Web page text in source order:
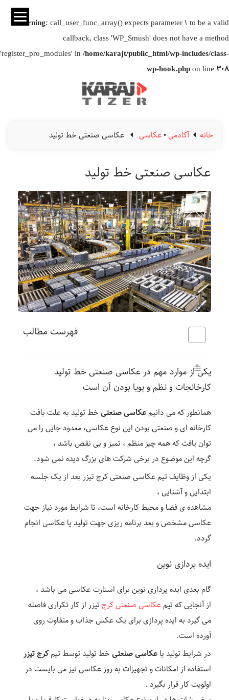
Warning: call_user_func_array() expects parameter 1 to be a valid
callback, class 'WP_Smush' does not have a method
'register_pro_modules' in/home/karajt/public_html/wp-includes/class-
wp-hook.phpon line 308
خانه آکادمی•عکاسی عکاسی صنعتی خط تولید
عکاسی صنعتی خط تولید
فهرست مطالب
یکی از موارد مهم در عکاسی صنعتی خط تولید
کارخانجات و نظم و پویا بودن آن است
همانطور که می دانیمعکاسی صنعتیخط تولید به علت بافت
کارخانه ای و صنعتی بودن این نوع عکاسی، معدود جایی را می
توان یافت که همه چیز منظم ، تمیز و بی نقص باشد ،
گرچه این موضوع در برخی شرکت های بزرگ دیده نمی شود.
یکی از وظایف تیم عکاسی صنعتی کرج تیزر بعد از یک جلسه
ابتدایی و آشنایی ،
مشاهده ی فضا و محیط کارخانه است، تا شرایط مورد نیاز جهت
عکاسی مشخص و بعد برنامه ریزی جهت تولید یا عکاسی انجام
گردد.
ایده پردازی نوین
گام بعدی ایده پردازی نوین برای استارت عکاسی می باشد ،
از آنجایی که تیمعکاسی صنعتی کرج تیزر از کار تکراری فاصله
می گیرد به ایده پردازی برای یک عکس جذاب و متفاوت روی
آورده است.
در شرایط تولید یاعکاسی صنعتیخط تولید توسط تیمکرج تیزر
استفاده از امکانات و تجهیزات به روز عکاسی نیز می بایست در
اولویت کار قرار بگیرد .